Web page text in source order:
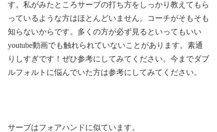
す。私がみたところサーブの打ち方をしっかり教えてもら
っているような方はほとんどいません。コーチがそもそも
知らないからです。多くの方が必ず見るといってもいい
youtube動画でも触れられていないことがあります。素通
りしすぎです！ぜひ参考にしてみてください。今までダブ
ルフォルトに悩んでいた方は参考にしてみてください。
サーブはフォアハンドに似ています。